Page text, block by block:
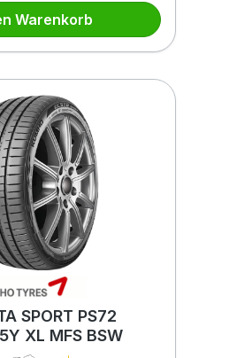
Warenkorb
SPORT PS72
XL MFS BSW